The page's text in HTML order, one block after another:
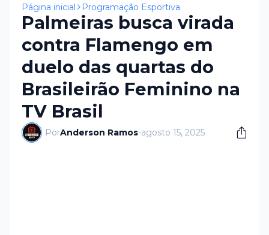
Página inicial Programação Esportiva
Palmeiras busca virada
contra Flamengo em
duelo das quartas do
Brasileirão Feminino na
TV Brasil
PorAnderson Ramos-agosto 15, 2025